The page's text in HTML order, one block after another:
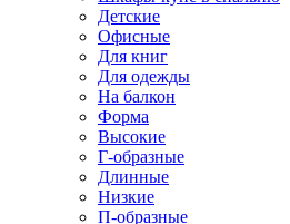
Детские
Офисные
Для книг
Для одежды
На балкон
Форма
Высокие
Г-образные
Длинные
Низкие
П-образные